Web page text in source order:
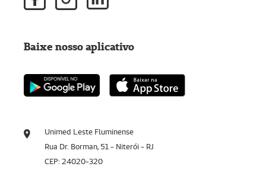
Unimed Leste Fluminense
Rua Dr. Borman, 51 - Niterói - RJ
CEP: 24020-320
Baixe nosso aplicativo